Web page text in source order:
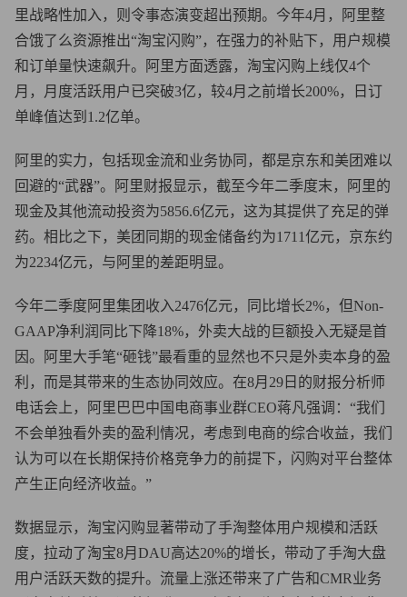
里战略性加入，则令事态演变超出预期。今年4月，阿里整
合饿了么资源推出“淘宝闪购”，在强力的补贴下，用户规模
和订单量快速飙升。阿里方面透露，淘宝闪购上线仅4个
月，月度活跃用户已突破3亿，较4月之前增长200%，日订
单峰值达到1.2亿单。
阿里的实力，包括现金流和业务协同，都是京东和美团难以
回避的“武器”。阿里财报显示，截至今年二季度末，阿里的
现金及其他流动投资为5856.6亿元，这为其提供了充足的弹
药。相比之下，美团同期的现金储备约为1711亿元，京东约
为2234亿元，与阿里的差距明显。
今年二季度阿里集团收入2476亿元，同比增长2%，但Non-
GAAP净利润同比下降18%，外卖大战的巨额投入无疑是首
因。阿里大手笔“砸钱”最看重的显然也不只是外卖本身的盈
利，而是其带来的生态协同效应。在8月29日的财报分析师
电话会上，阿里巴巴中国电商事业群CEO蒋凡强调：“我们
不会单独看外卖的盈利情况，考虑到电商的综合收益，我们
认为可以在长期保持价格竞争力的前提下，闪购对平台整体
产生正向经济收益。”
数据显示，淘宝闪购显著带动了手淘整体用户规模和活跃
度，拉动了淘宝8月DAU高达20%的增长，带动了手淘大盘
用户活跃天数的提升。流量上涨还带来了广告和CMR业务